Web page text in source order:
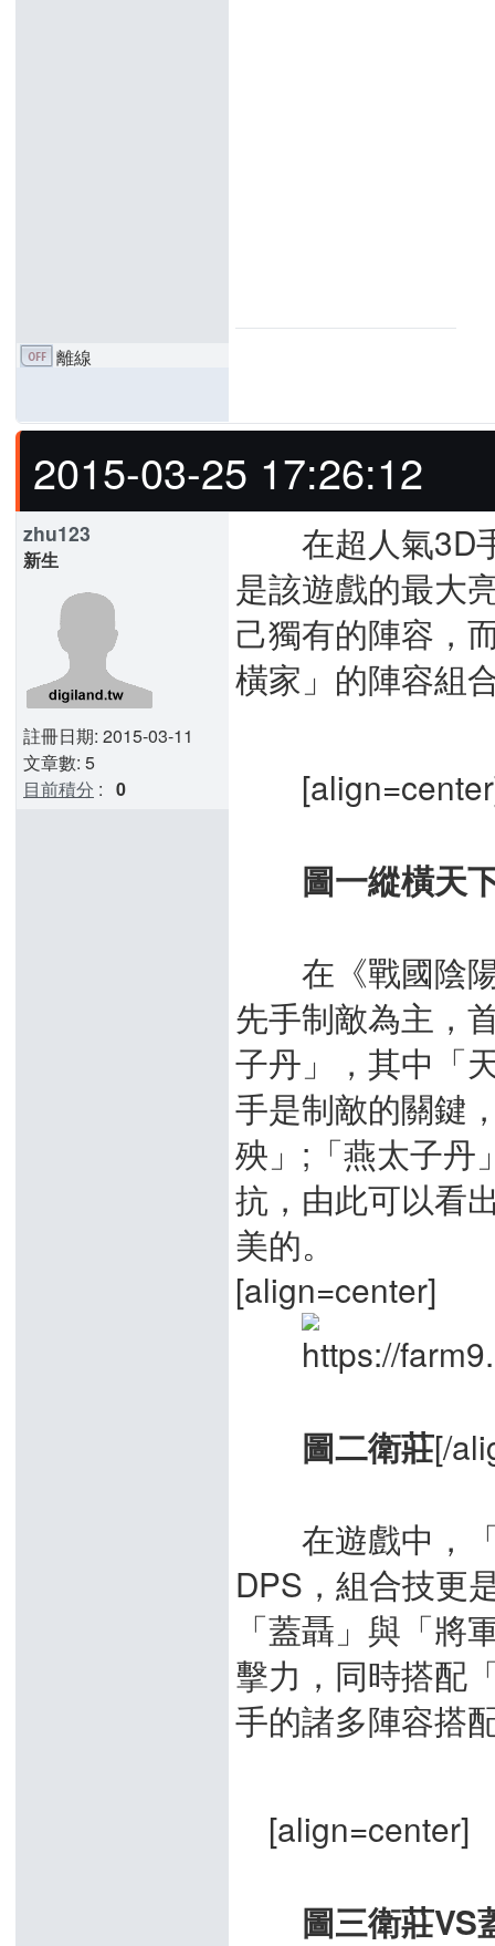
離線
2015-03-25 17:26:12
zhu123
新生
註冊日期: 2015-03-11
文章數: 5
目前積分 : 0
在超人氣3D手
是該遊戲的最大
己獨有的陣容，
橫家」的陣容組
圖一縱橫天
在《戰國陰陽
先手制敵為主，
子丹」，其中「
手是制敵的關鍵
殃」;「燕太子丹
抗，由此可以看
美的。
[align=center]
圖二衛莊[/
在遊戲中，「
DPS，組合技更
「蓋聶」與「將
擊力，同時搭配
手的諸多陣容搭
[align=center]
圖三衛莊VS